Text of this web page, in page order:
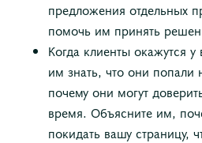
предложения отдельных
помочь им принять
Когда клиенты окажутся
им знать, что они попали
почему они могут
время. Объясните им,
покидать вашу страницу,